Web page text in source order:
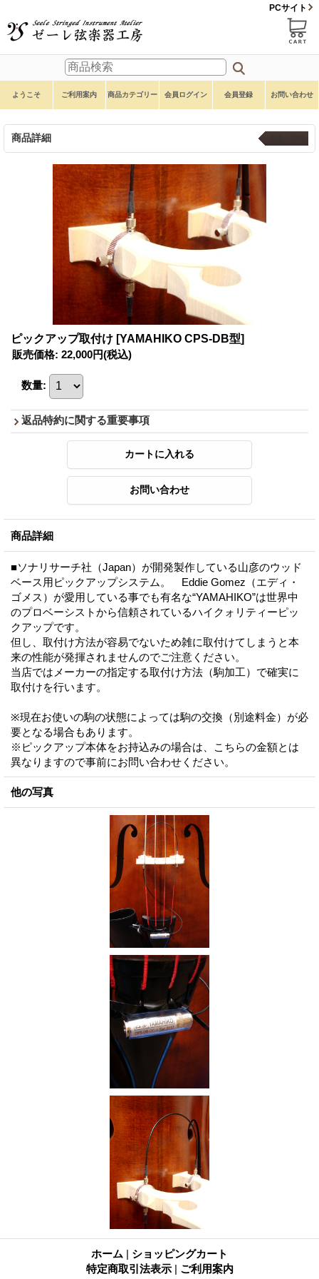
PCサイト
ようこそ ご利用案内 商品カテゴリー 会員ログイン 会員登録 お問い合わせ
商品詳細
ピックアップ取付け [YAMAHIKO CPS-DB型]
販売価格: 22,000円(税込)
数量:
返品特約に関する重要事項
商品詳細
■ソナリサーチ社（Japan）が開発製作している山彦のウッド
ベース用ピックアップシステム。 Eddie Gomez（エディ・
ゴメス）が愛用している事でも有名な“YAMAHIKO”は世界中
のプロベーシストから信頼されているハイクォリティーピッ
クアップです。
但し、取付け方法が容易でないため雑に取付けてしまうと本
来の性能が発揮されませんのでご注意ください。
当店ではメーカーの指定する取付け方法（駒加工）で確実に
取付けを行います。
※現在お使いの駒の状態によっては駒の交換（別途料金）が必
要となる場合もあります。
※ピックアップ本体をお持込みの場合は、こちらの金額とは
異なりますので事前にお問い合わせください。
他の写真
ホーム | ショッピングカート
特定商取引法表示 | ご利用案内